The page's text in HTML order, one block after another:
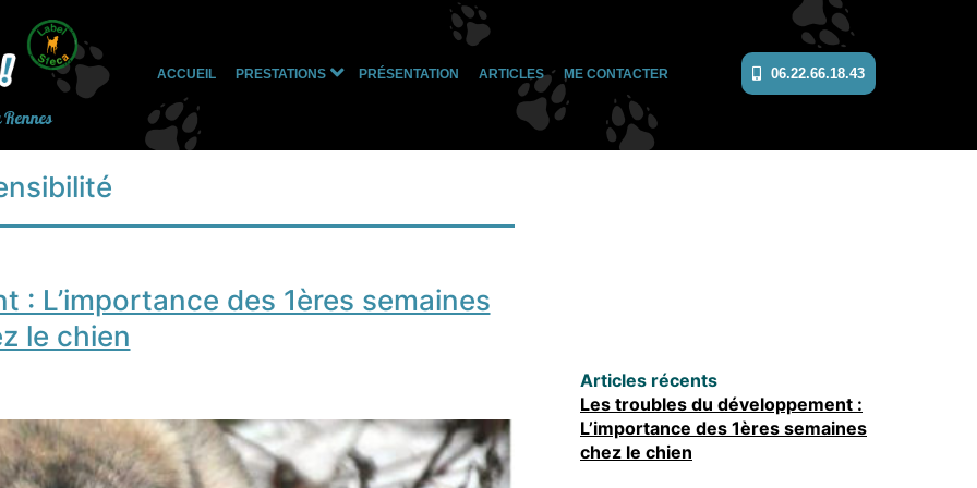
ACCUEIL PRESTATIONS
Ouvrir
menu
PRÉSENTATION ARTICLES ME CONTACTER 06.22.66.18.43
: L’importance des 1ères semaines
le chien
Articles récents
Les troubles du développement :
L’importance des 1ères semaines
chez le chien